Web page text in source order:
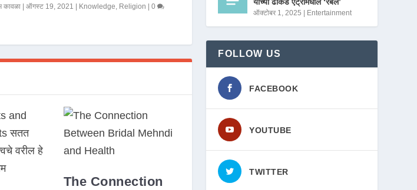
कावळा| ऑगस्ट 19, 2021 Knowledge, Religion 0
The Connection
यांच्या ढाकड एंट्रीमधील ‘रबेल’
ऑक्टोबर 1, 2025 Entertainment
FOLLOW US
FACEBOOK
YOUTUBE
TWITTER